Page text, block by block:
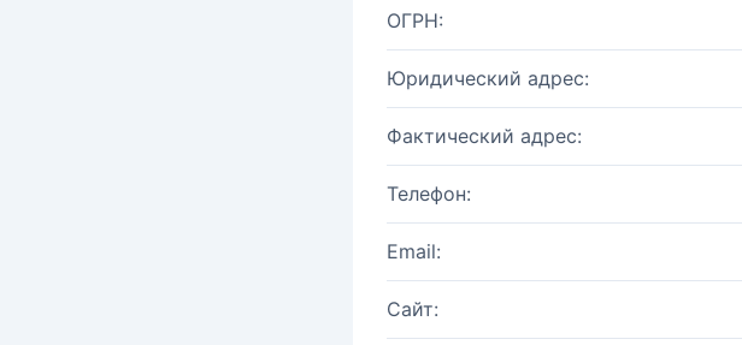
ОГРН:
Юридический адрес:
Фактический адрес:
Телефон:
Email:
Сайт: